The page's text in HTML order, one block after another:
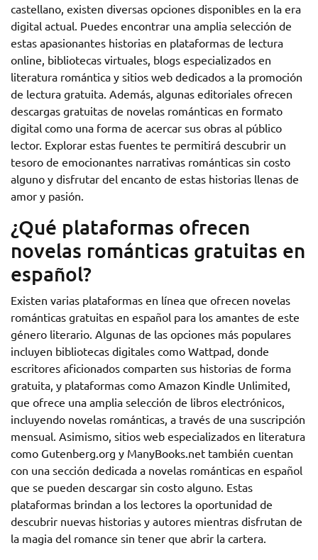
castellano, existen diversas opciones disponibles en la era
digital actual. Puedes encontrar una amplia selección de
estas apasionantes historias en plataformas de lectura
online, bibliotecas virtuales, blogs especializados en
literatura romántica y sitios web dedicados a la promoción
de lectura gratuita. Además, algunas editoriales ofrecen
descargas gratuitas de novelas románticas en formato
digital como una forma de acercar sus obras al público
lector. Explorar estas fuentes te permitirá descubrir un
tesoro de emocionantes narrativas románticas sin costo
alguno y disfrutar del encanto de estas historias llenas de
amor y pasión.
¿Qué plataformas ofrecen
novelas románticas gratuitas en
español?
Existen varias plataformas en línea que ofrecen novelas
románticas gratuitas en español para los amantes de este
género literario. Algunas de las opciones más populares
incluyen bibliotecas digitales como Wattpad, donde
escritores aficionados comparten sus historias de forma
gratuita, y plataformas como Amazon Kindle Unlimited,
que ofrece una amplia selección de libros electrónicos,
incluyendo novelas románticas, a través de una suscripción
mensual. Asimismo, sitios web especializados en literatura
como Gutenberg.org y ManyBooks.net también cuentan
con una sección dedicada a novelas románticas en español
que se pueden descargar sin costo alguno. Estas
plataformas brindan a los lectores la oportunidad de
descubrir nuevas historias y autores mientras disfrutan de
la magia del romance sin tener que abrir la cartera.